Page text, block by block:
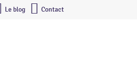
Le blog Contact